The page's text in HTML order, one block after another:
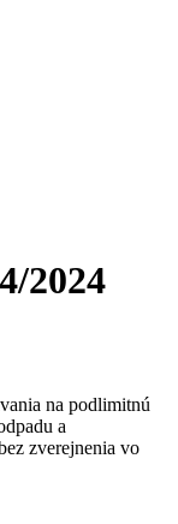
2024
na podlimitnú
a
zverejnenia vo